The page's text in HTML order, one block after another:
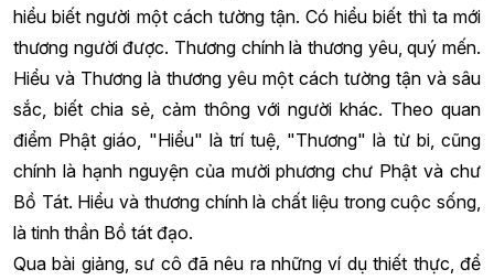
hiểu biết người một cách tường tận. Có hiểu biết thì ta mới
thương người được. Thương chính là thương yêu, quý mến.
Hiểu và Thương là thương yêu một cách tường tận và sâu
sắc, biết chia sẻ, cảm thông với người khác. Theo quan
điểm Phật giáo, "Hiểu" là trí tuệ, "Thương" là từ bi, cũng
chính là hạnh nguyện của mười phương chư Phật và chư
Bồ Tát. Hiểu và thương chính là chất liệu trong cuộc sống,
là tinh thần Bồ tát đạo.
Qua bài giảng, sư cô đã nêu ra những ví dụ thiết thực, để